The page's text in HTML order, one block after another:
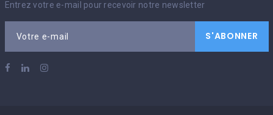
Entrez votre e-mail pour recevoir notre newsletter
Votre e-mail S'ABONNER